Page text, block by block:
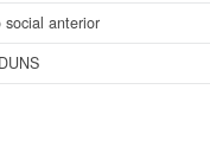
en conocer más
ampliado
de A. & A.
La
social anterior